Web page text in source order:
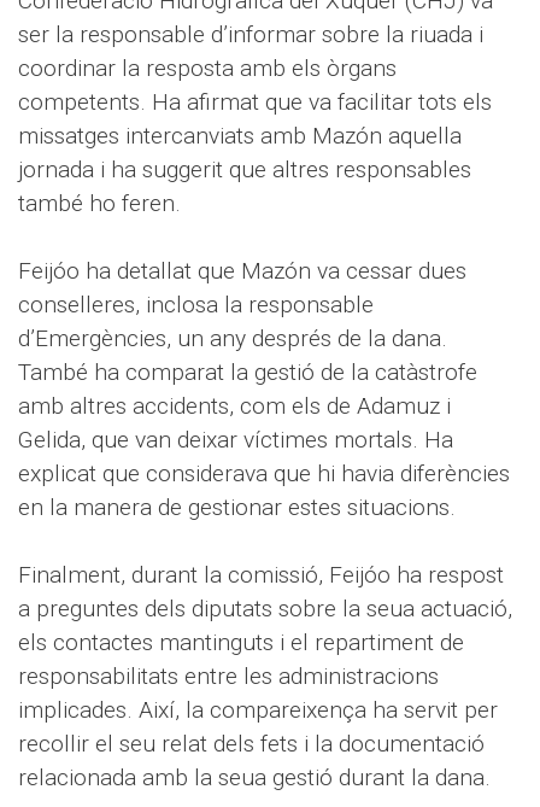
ser la responsable d’informar sobre la riuada i
coordinar la resposta amb els òrgans
competents. Ha afirmat que va facilitar tots els
missatges intercanviats amb Mazón aquella
jornada i ha suggerit que altres responsables
també ho feren.
Feijóo ha detallat que Mazón va cessar dues
conselleres, inclosa la responsable
d’Emergències, un any després de la dana.
També ha comparat la gestió de la catàstrofe
amb altres accidents, com els de Adamuz i
Gelida, que van deixar víctimes mortals. Ha
explicat que considerava que hi havia diferències
en la manera de gestionar estes situacions.
Finalment, durant la comissió, Feijóo ha respost
a preguntes dels diputats sobre la seua actuació,
els contactes mantinguts i el repartiment de
responsabilitats entre les administracions
implicades. Així, la compareixença ha servit per
recollir el seu relat dels fets i la documentació
relacionada amb la seua gestió durant la dana.